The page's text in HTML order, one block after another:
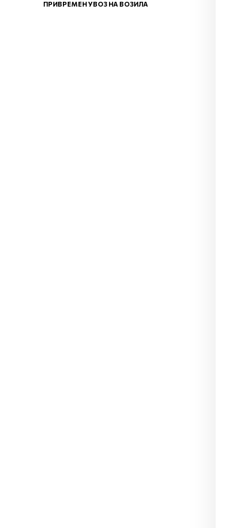
ПРИВРЕМЕН УВОЗ НА ВОЗИЛА